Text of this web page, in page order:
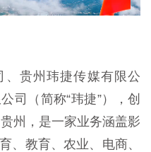
贵州玮捷传媒有限公
司（简称“玮捷”），创
州，是一家业务涵盖影
、教育、农业、电商、